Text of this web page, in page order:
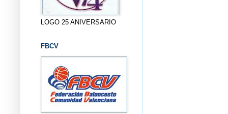
LOGO 25 ANIVERSARIO
FBCV